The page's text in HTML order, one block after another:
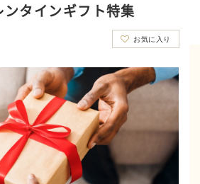
ンタインギフト特集
お気に入り